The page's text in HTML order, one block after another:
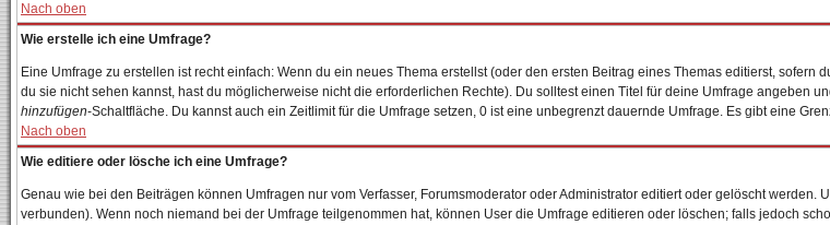
Nach oben
Wie erstelle ich eine Umfrage?
Eine Umfrage zu erstellen ist recht einfach: Wenn du ein neues Thema erstellst (oder den ersten Beitrag eines Themas editierst, sofern
du sie nicht sehen kannst, hast du möglicherweise nicht die erforderlichen Rechte). Du solltest einen Titel für deine Umfrage angeben
hinzufügen-Schaltfläche. Du kannst auch ein Zeitlimit für die Umfrage setzen, 0 ist eine unbegrenzt dauernde Umfrage. Es gibt eine
Nach oben
Wie editiere oder lösche ich eine Umfrage?
Genau wie bei den Beiträgen können Umfragen nur vom Verfasser, Forumsmoderator oder Administrator editiert oder gelöscht
verbunden). Wenn noch niemand bei der Umfrage teilgenommen hat, können User die Umfrage editieren oder löschen; falls jedoch